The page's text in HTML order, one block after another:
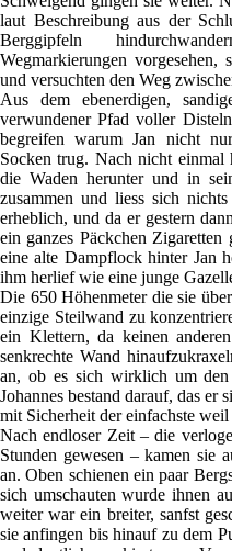
laut Beschreibung aus der
Berggipfeln
Wegmarkierungen vorgesehen,
und versuchten den Weg
Aus dem ebenerdigen,
verwundener Pfad voller
begreifen warum Jan nicht
Socken trug. Nach nicht einmal
die Waden herunter und in
zusammen und liess sich
erheblich, und da er gestern
ein ganzes Päckchen Zigaretten
eine alte Dampflock hinter Jan
ihm herlief wie eine junge
Die 650 Höhenmeter die sie
einzige Steilwand zu
ein Klettern, da keinen
senkrechte Wand
an, ob es sich wirklich um
Johannes bestand darauf, das er
mit Sicherheit der einfachste weil
Nach endloser Zeit – die
Stunden gewesen – kamen sie
an. Oben schienen ein paar
sich umschauten wurde ihnen
weiter war ein breiter, sanfst
sie anfingen bis hinauf zu dem